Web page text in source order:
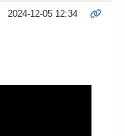
2024-12-05 12:34